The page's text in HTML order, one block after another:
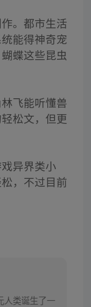
。都市生活
能得神奇宠
蝶这些昆虫
飞能听懂兽
松文，但更
异界类小
，不过目前
人类诞生了一